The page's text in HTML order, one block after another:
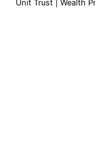
Unit Trust | Wealth